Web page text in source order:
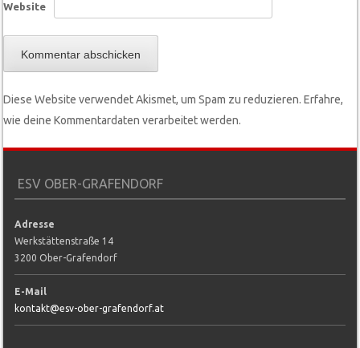
Website
Diese Website verwendet Akismet, um Spam zu reduzieren.Erfahre,
wie deine Kommentardaten verarbeitet werden.
ESV OBER-GRAFENDORF
Adresse
Werkstättenstraße 14
3200 Ober-Grafendorf
E-Mail
kontakt@esv-ober-grafendorf.at